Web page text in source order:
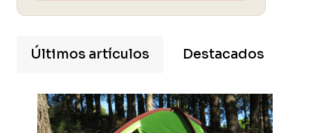
Últimos artículos Destacados